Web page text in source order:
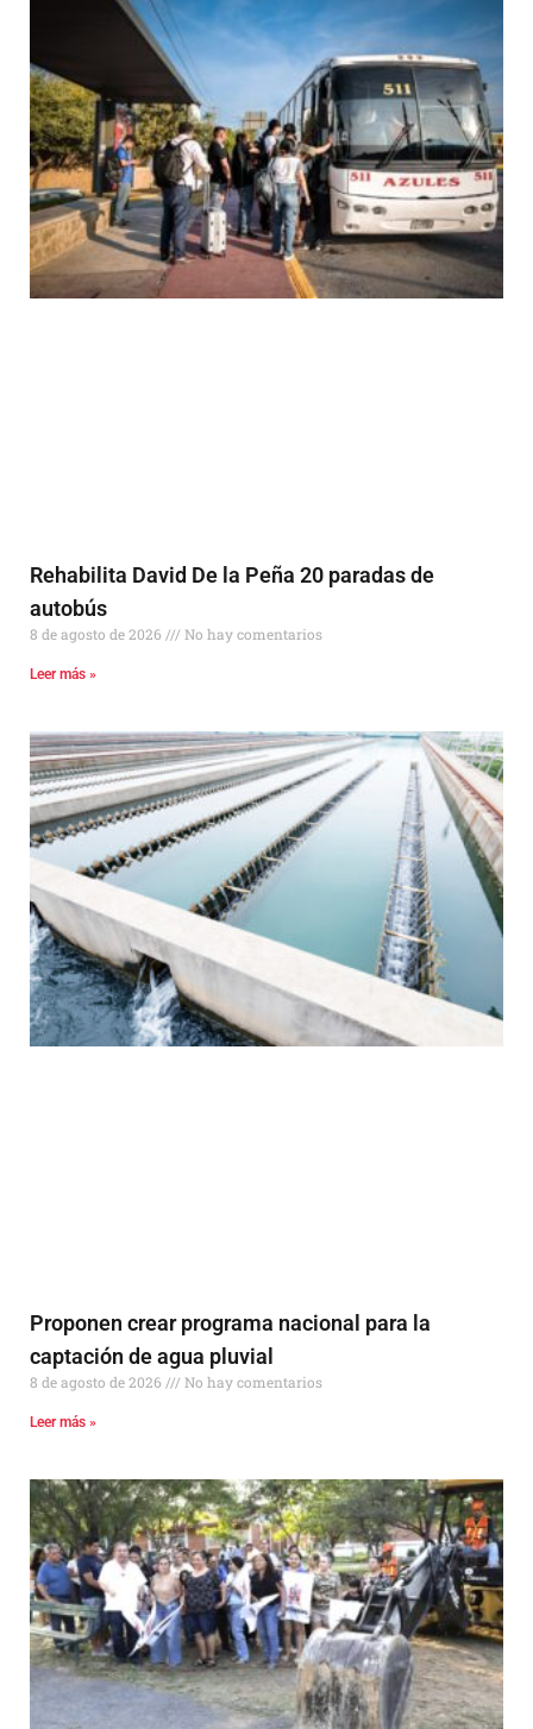
Rehabilita David De la Peña 20 paradas de
autobús
8 de agosto de 2026 No hay comentarios
Leer más »
Proponen crear programa nacional para la
captación de agua pluvial
8 de agosto de 2026 No hay comentarios
Leer más »